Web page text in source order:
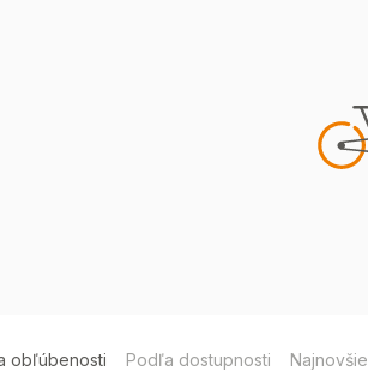
obľúbenosti Podľa dostupnosti Najnovšie